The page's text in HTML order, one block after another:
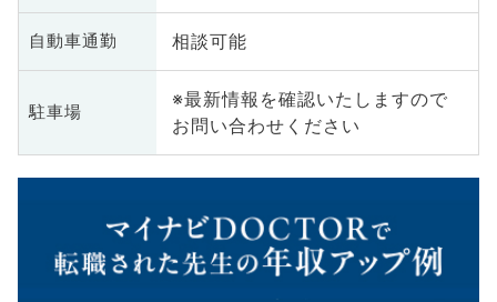
自動車通勤 相談可能
駐車場
※最新情報を確認いたしますので
お問い合わせください